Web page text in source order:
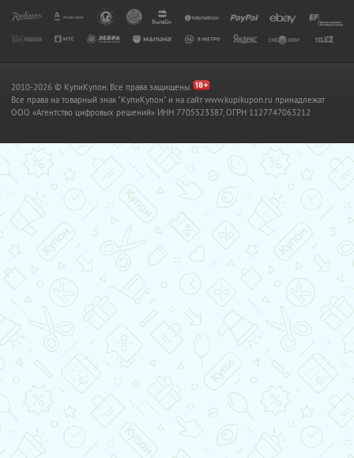
2010-2026 © КупиКупон. Все права защищены.
Все права на товарный знак "КупиКупон" и на сайт www.kupikupon.ru принадлежат
OOO «Агентство цифровых решений» ИНН 7705523387, ОГРН 1127747063212